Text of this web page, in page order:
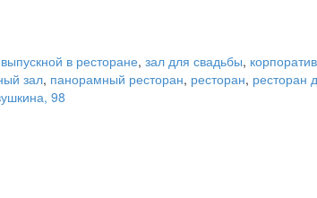
выпускной в ресторане, зал для свадьбы,
зал, панорамный ресторан, ресторан, ресторан
98